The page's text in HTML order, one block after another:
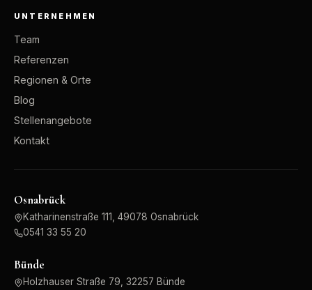
UNTERNEHMEN
Team
Referenzen
Regionen & Orte
Blog
Stellenangebote
Kontakt
Osnabrück
Katharinenstraße 111, 49078 Osnabrück
0541 33 55 20
Bünde
Holzhauser Straße 79, 32257 Bünde